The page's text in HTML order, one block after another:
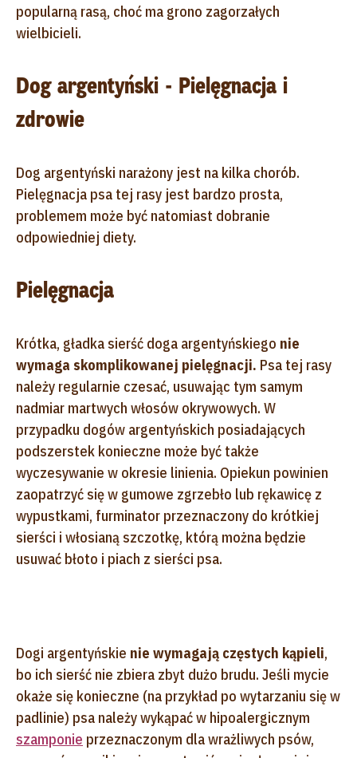
popularną rasą, choć ma grono zagorzałych
wielbicieli.
Dog argentyński - Pielęgnacja i
zdrowie
Dog argentyński narażony jest na kilka chorób.
Pielęgnacja psa tej rasy jest bardzo prosta,
problemem może być natomiast dobranie
odpowiedniej diety.
Pielęgnacja
Krótka, gładka sierść doga argentyńskiego nie
wymaga skomplikowanej pielęgnacji. Psa tej rasy
należy regularnie czesać, usuwając tym samym
nadmiar martwych włosów okrywowych. W
przypadku dogów argentyńskich posiadających
podszerstek konieczne może być także
wyczesywanie w okresie linienia. Opiekun powinien
zaopatrzyć się w gumowe zgrzebło lub rękawicę z
wypustkami, furminator przeznaczony do krótkiej
sierści i włosianą szczotkę, którą można będzie
usuwać błoto i piach z sierści psa.
Dogi argentyńskie nie wymagają częstych kąpieli,
bo ich sierść nie zbiera zbyt dużo brudu. Jeśli mycie
okaże się konieczne (na przykład po wytarzaniu się w
padlinie) psa należy wykąpać w hipoalergicznym
szamponie przeznaczonym dla wrażliwych psów,